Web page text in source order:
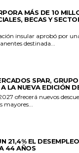
MÁS DE 10
BECAS Y
insular aprobó por
destinada...
SPAR,
LA NUEVA EDICIÓN
ofrecerá nuevos
21,4% EL
44 AÑOS